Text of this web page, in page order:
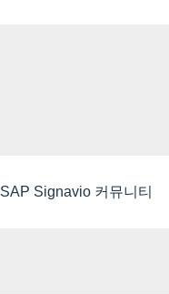
SAP Signavio 커뮤니티